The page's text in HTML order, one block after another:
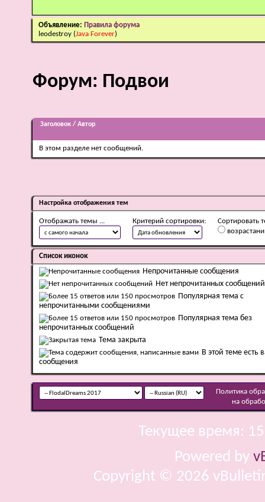
Объявление: Правила форума
leodestroy (Java Forever)
Форум: Подвои
Заголовок / Автор
В этом разделе нет сообщений.
Настройка отображения тем
Отображать темы ... Критерий сортировки:
Сортировать
Список иконок
Непрочитанные сообщения
Нет непрочитанных сообщений
Популярная тема с
непрочитанными сообщениями
Популярная тема без
непрочитанных сообщений
Тема закрыта
В этой теме есть
сообщения
Политика
на
Текущее время:
Powered by
Copyright © 2026